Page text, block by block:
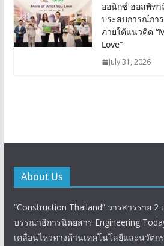
ออนิกซ์ ฮอสพิทา
ประสบการณ์กา
ภายใต้แนวคิด
Love”
July 31, 2026
About Us
“Construction Thailand” วารสารราย 2
บรรณาธิการนิตยสาร Engineering
เคลื่อนไหวทางด้านเทคโนโลยีและนวัตก